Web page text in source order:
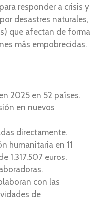
responder a crisis y
desastres naturales,
que afectan de forma
más empobrecidas.
2025 en 52 países.
en nuevos
directamente.
humanitaria en 11
1.317.507 euros.
con las
de